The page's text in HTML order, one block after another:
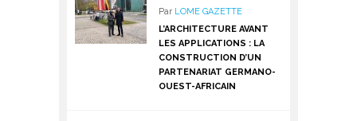
Par LOME GAZETTE
L’ARCHITECTURE AVANT
LES APPLICATIONS : LA
CONSTRUCTION D’UN
PARTENARIAT GERMANO-
OUEST-AFRICAIN